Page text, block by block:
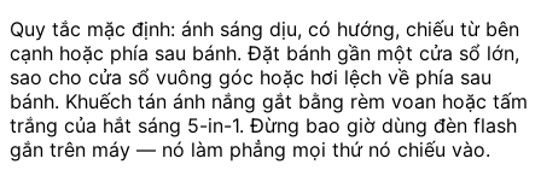
Quy tắc mặc định: ánh sáng dịu, có hướng, chiếu từ bên
cạnh hoặc phía sau bánh. Đặt bánh gần một cửa sổ lớn,
sao cho cửa sổ vuông góc hoặc hơi lệch về phía sau
bánh. Khuếch tán ánh nắng gắt bằng rèm voan hoặc tấm
trắng của hắt sáng 5-in-1. Đừng bao giờ dùng đèn flash
gắn trên máy — nó làm phẳng mọi thứ nó chiếu vào.